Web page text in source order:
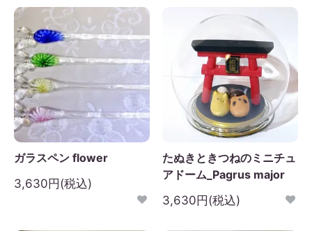
ガラスペン flower
3,630円(税込)
たぬきときつねのミニチュ
アドーム_Pagrus major
3,630円(税込)